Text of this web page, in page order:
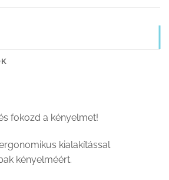
fokozd a kényelmet!
kialakítással
kényelméért.